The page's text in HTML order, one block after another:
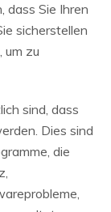
dass Sie Ihren
sicherstellen
um zu
sind, dass
Dies sind
die